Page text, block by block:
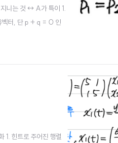
니는 것 ↔ A가 특이 1.
벡터, 단 p + q = 0 인
1. 힌트로 주어진 행렬